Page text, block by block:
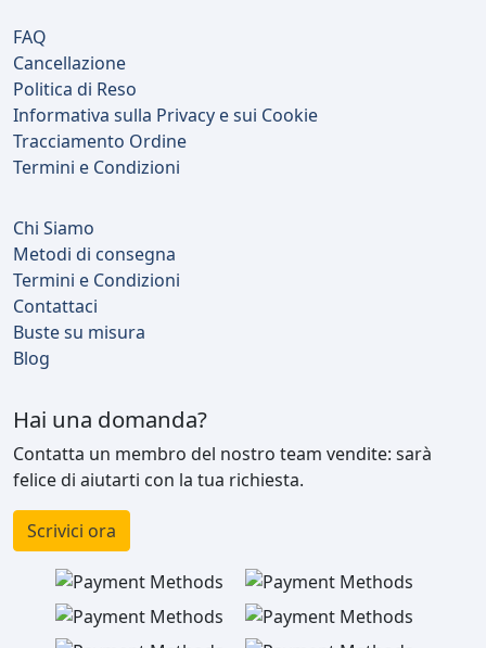
FAQ
Cancellazione
Politica di Reso
Informativa sulla Privacy e sui Cookie
Tracciamento Ordine
Termini e Condizioni
Chi Siamo
Metodi di consegna
Termini e Condizioni
Contattaci
Buste su misura
Blog
Hai una domanda?
Contatta un membro del nostro team vendite: sarà
felice di aiutarti con la tua richiesta.
Scrivici ora